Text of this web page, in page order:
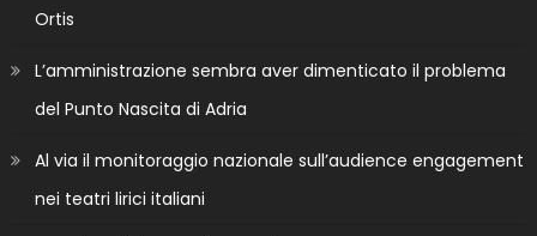
Ortis
L’amministrazione sembra aver dimenticato il problema
del Punto Nascita di Adria
Al via il monitoraggio nazionale sull’audience engagement
nei teatri lirici italiani